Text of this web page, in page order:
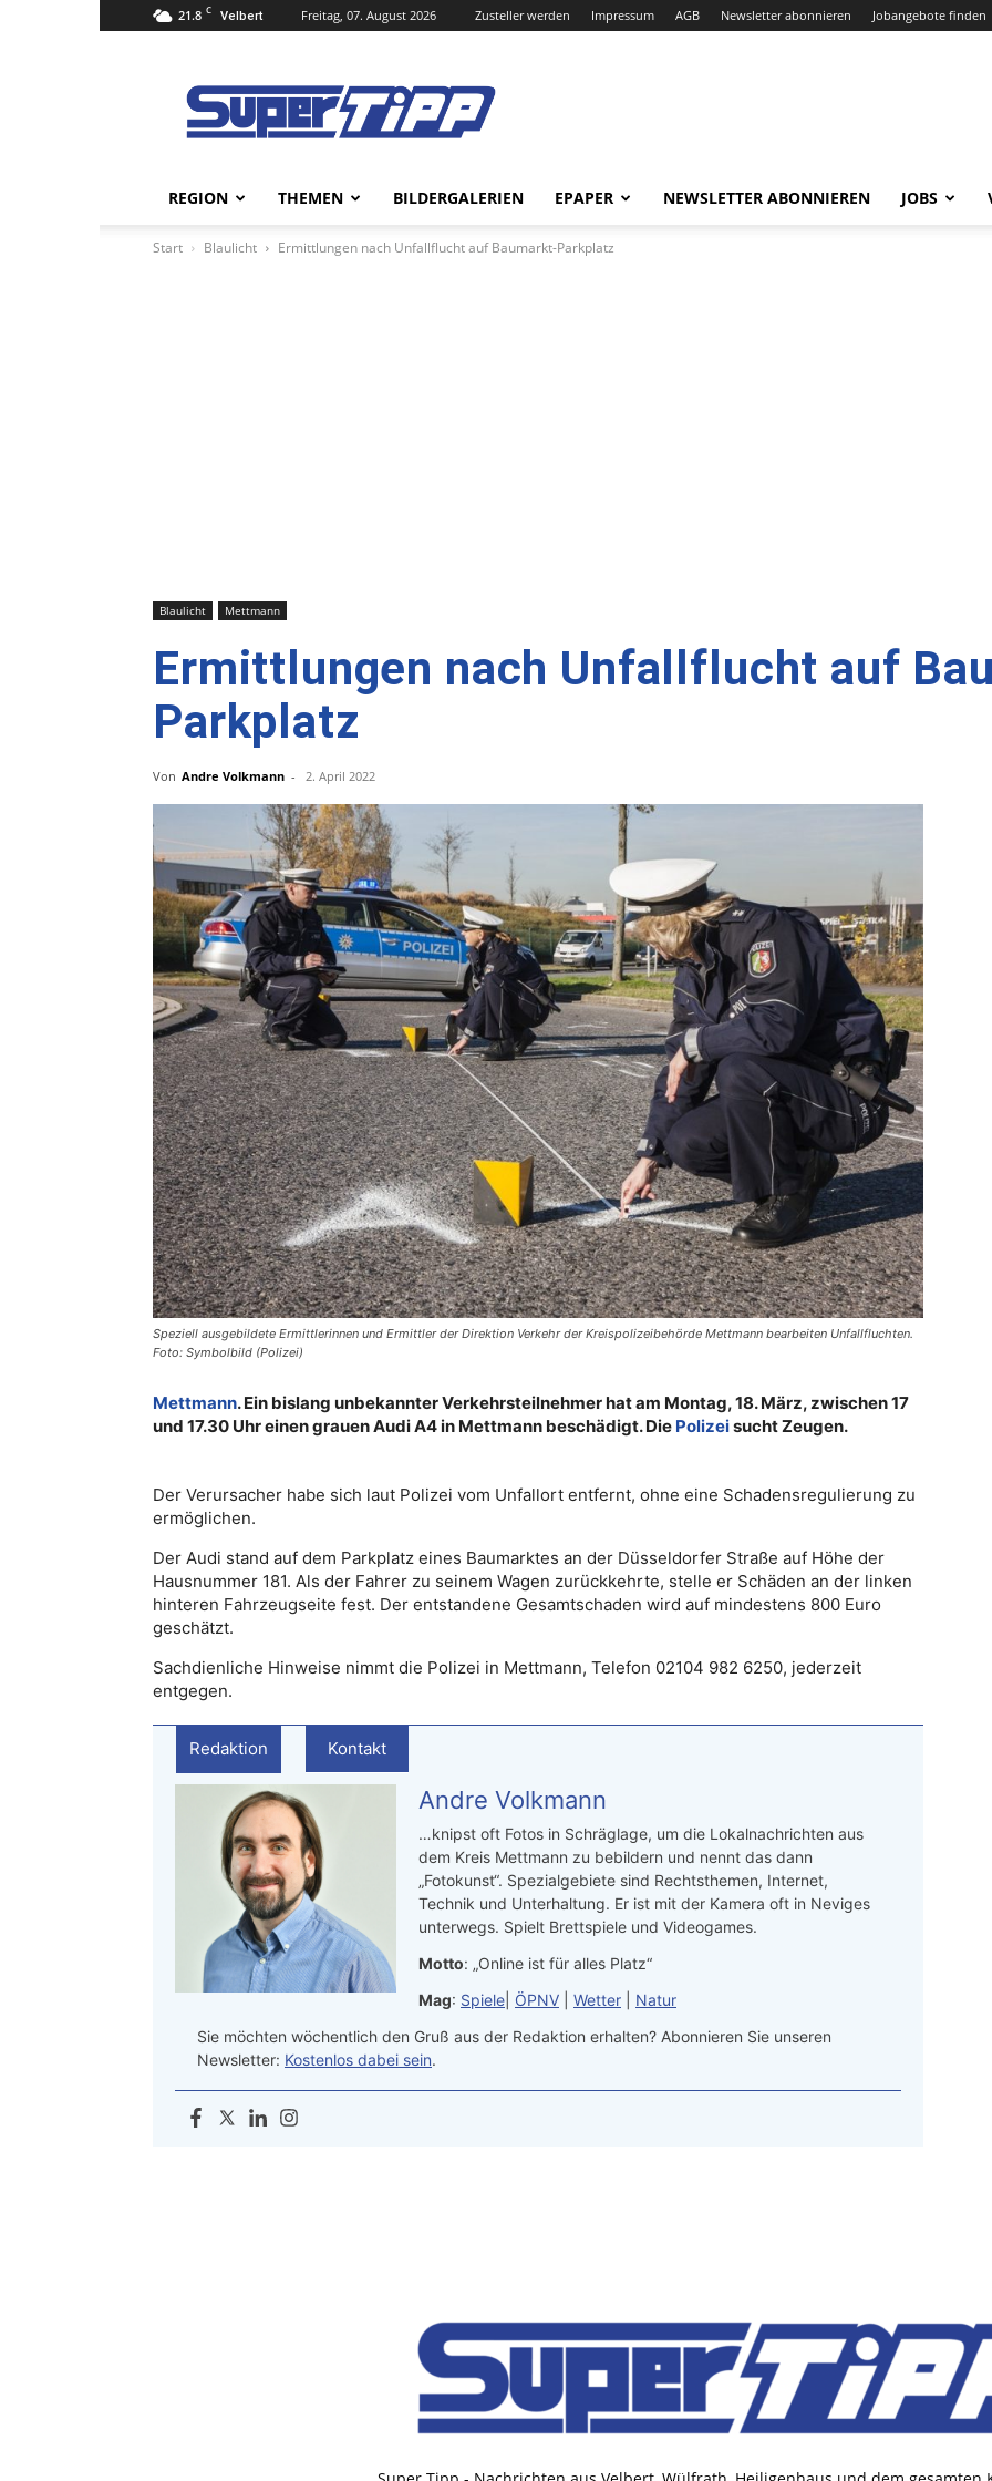
21.8 C Velbert Freitag, 07. August 2026 Zusteller werden Impressum AGB Newsletter abonnieren Jobangebote finden
Tipp
Online
REGION THEMEN BILDERGALERIEN EPAPER NEWSLETTER ABONNIEREN JOBS
Start Blaulicht Ermittlungen nach Unfallflucht auf Baumarkt-Parkplatz
Blaulicht Mettmann
Ermittlungen nach Unfallflucht auf
Parkplatz
Von Andre Volkmann - 2. April 2022
Speziell ausgebildete Ermittlerinnen und Ermittler der Direktion Verkehr der Kreispolizeibehörde Mettmann bearbeiten Unfallfluchten.
Foto: Symbolbild (Polizei)
Mettmann. Ein bislang unbekannter Verkehrsteilnehmer hat am Montag, 18. März, zwischen 17
und 17.30 Uhr einen grauen Audi A4 in Mettmann beschädigt. Die Polizeisucht Zeugen.
Der Verursacher habe sich laut Polizei vom Unfallort entfernt, ohne eine Schadensregulierung zu
ermöglichen.
Der Audi stand auf dem Parkplatz eines Baumarktes an der Düsseldorfer Straße auf Höhe der
Hausnummer 181. Als der Fahrer zu seinem Wagen zurückkehrte, stelle er Schäden an der linken
hinteren Fahrzeugseite fest. Der entstandene Gesamtschaden wird auf mindestens 800 Euro
geschätzt.
Sachdienliche Hinweise nimmt die Polizei in Mettmann, Telefon 02104 982 6250, jederzeit
entgegen.
Redaktion Kontakt
Andre Volkmann
…knipst oft Fotos in Schräglage, um die Lokalnachrichten aus
dem Kreis Mettmann zu bebildern und nennt das dann
„Fotokunst“. Spezialgebiete sind Rechtsthemen, Internet,
Technik und Unterhaltung. Er ist mit der Kamera oft in Neviges
unterwegs. Spielt Brettspiele und Videogames.
Motto: „Online ist für alles Platz“
Mag: Spiele ÖPNV Wetter
Natur
Sie möchten wöchentlich den Gruß aus der Redaktion erhalten? Abonnieren Sie unseren
Newsletter: Kostenlos dabei sein.